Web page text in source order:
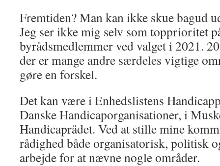
Fremtiden? Man kan ikke skue bagud
Jeg ser ikke mig selv som topprioritet
byrådsmedlemmer ved valget i 2021.
der er mange andre særdeles vigtige
gøre en forskel.
Det kan være i Enhedslistens
Danske Handicaporganisationer, i
Handicaprådet. Ved at stille mine
rådighed både organisatorisk, politisk
arbejde for at nævne nogle områder.